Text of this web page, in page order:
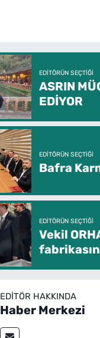
EDITÖRÜN SEÇTIĞI
ASRIN
EDİYOR
EDITÖRÜN SEÇTIĞI
Bafra
EDITÖRÜN SEÇTIĞI
Vekil
EDITÖR HAKKINDA
Haber Merkezi